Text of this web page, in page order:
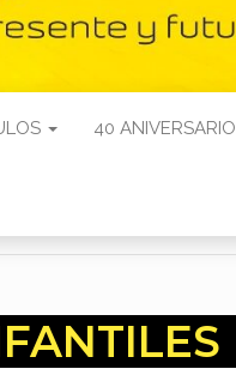
40 ANIVERSARIO